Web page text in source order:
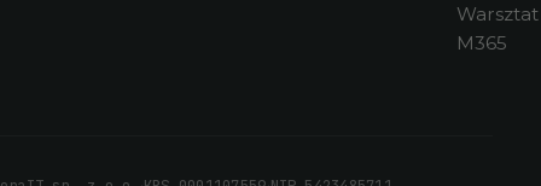
Warsztat
M365